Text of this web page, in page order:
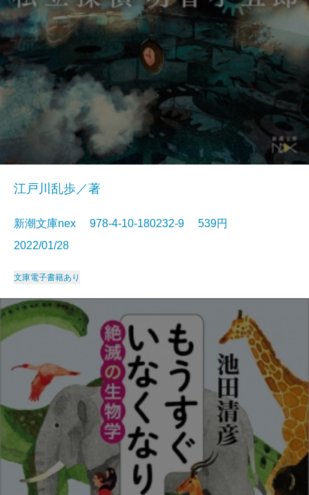
江戸川乱歩／著
新潮文庫nex 978-4-10-180232-9 539円
2022/01/28
文庫電子書籍あり